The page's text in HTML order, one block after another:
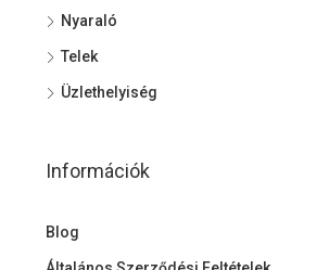
Nyaraló
Telek
Üzlethelyiség
Információk
Blog